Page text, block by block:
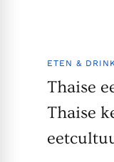
ETEN &
Thaise
Thaise